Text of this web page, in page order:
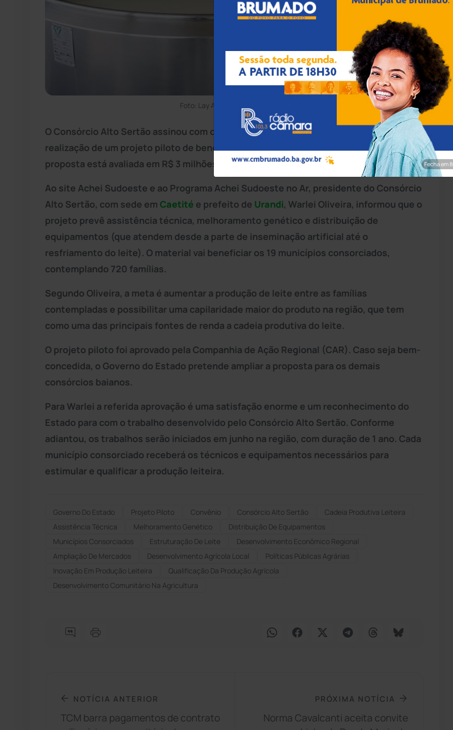
Foto: Lay Amorim/Achei Sudoeste
O Consórcio Alto Sertão assinou com o Governo do Estado um convênio autorizando a
realização de um projeto piloto de beneficiamento na cadeia produtiva leiteira. A
proposta está avaliada em R$ 3 milhões.
Ao site Achei Sudoeste e ao Programa Achei Sudoeste no Ar, presidente do Consórcio
Alto Sertão, com sede em Caetité e prefeito de Urandi, Warlei Oliveira, informou que o
projeto prevê assistência técnica, melhoramento genético e distribuição de
equipamentos (que atendem desde a parte de inseminação artificial até o
resfriamento do leite). O material vai beneficiar os 19 municípios consorciados,
contemplando 720 famílias.
Segundo Oliveira, a meta é aumentar a produção de leite entre as famílias
contempladas e possibilitar uma capilaridade maior do produto na região, que tem
como uma das principais fontes de renda a cadeia produtiva do leite.
O projeto piloto foi aprovado pela Companhia de Ação Regional (CAR). Caso seja bem-
concedida, o Governo do Estado pretende ampliar a proposta para os demais
consórcios baianos.
Para Warlei a referida aprovação é uma satisfação enorme e um reconhecimento do
Estado para com o trabalho desenvolvido pelo Consórcio Alto Sertão. Conforme
adiantou, os trabalhos serão iniciados em junho na região, com duração de 1 ano. Cada
município consorciado receberá os técnicos e equipamentos necessários para
estimular e qualificar a produção leiteira.
Governo Do Estado Projeto Piloto Convênio Consórcio Alto Sertão
Cadeia Produtiva Leiteira
Assistência Técnica
Melhoramento Genético
Distribuição De Equipamentos
Municípios Consorciados
Estruturação De Leite
Desenvolvimento Econômico Regional
Ampliação De Mercados
Desenvolvimento Agrícola Local
Políticas Públicas Agrárias
Inovação Em Produção Leiteira
Qualificação Da Produção Agrícola
Desenvolvimento Comunitário Na Agricultura
NOTÍCIA ANTERIOR
TCM barra pagamentos de contrato
PRÓXIMA NOTÍCIA
Norma Cavalcanti aceita convite
Fecha em